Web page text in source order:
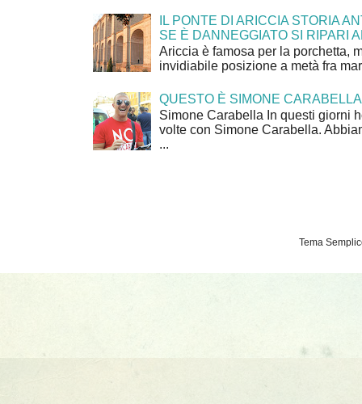
IL PONTE DI ARICCIA STORIA
SE È DANNEGGIATO SI RIPARI
Ariccia è famosa per la porchetta,
invidiabile posizione a metà fra
QUESTO È SIMONE CARABELLA
Simone Carabella In questi giorni
volte con Simone Carabella.
...
Tema